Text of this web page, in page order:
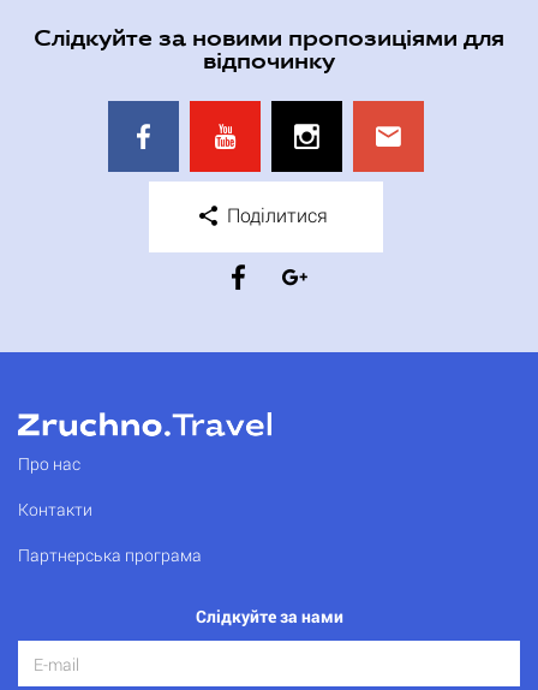
Слідкуйте за новими пропозиціями для
відпочинку
Поділитися
Про нас
Контакти
Партнерська програма
Слідкуйте за нами